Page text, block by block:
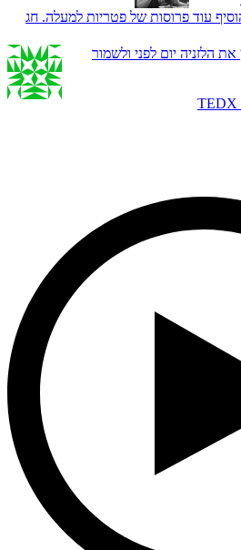
עוד פרוסות של פטריות למעלה. חג
הלזניה יום לפני ולשמור